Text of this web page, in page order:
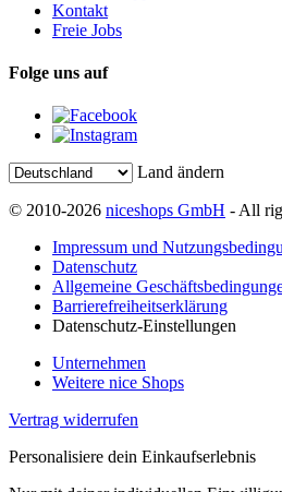
Kontakt
Freie Jobs
Folge uns auf
Land ändern
© 2010-2026 niceshops GmbH - All
Impressum und
Datenschutz
Allgemeine
Barrierefreiheitserklärung
Datenschutz-Einstellungen
Unternehmen
Weitere nice Shops
Vertrag widerrufen
Personalisiere dein Einkaufserlebnis